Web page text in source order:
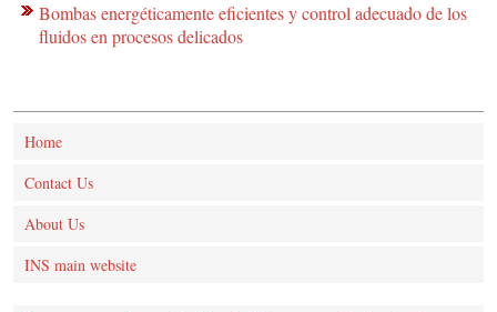
Bombas energéticamente eficientes y control adecuado de los
fluidos en procesos delicados
Home
Contact Us
About Us
INS main website